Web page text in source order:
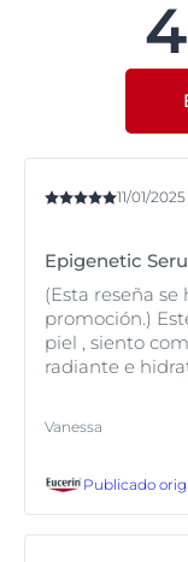
actual de
productos de la
11/01/2025
Epigenetic
(Esta reseña
promoción.)
piel , siento
radiante e
Vanessa
Publicado